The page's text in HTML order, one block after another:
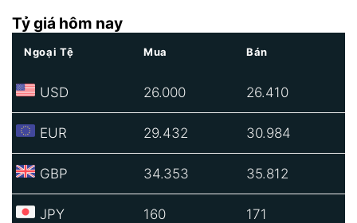
Tỷ giá hôm nay
Ngoại Tệ Mua Bán
USD 26.000 26.410
EUR 29.432 30.984
GBP 34.353 35.812
JPY 160 171